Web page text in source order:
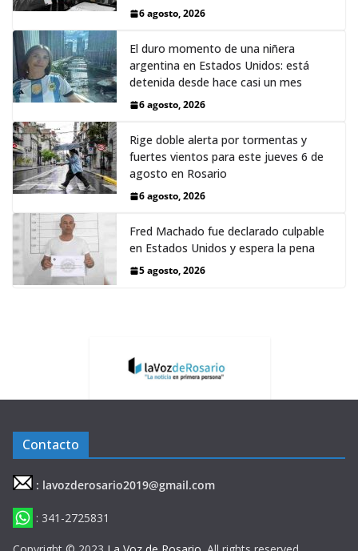
6 agosto, 2026
El duro momento de una niñera
argentina en Estados Unidos: está
detenida desde hace casi un mes
6 agosto, 2026
Rige doble alerta por tormentas y
fuertes vientos para este jueves 6 de
agosto en Rosario
6 agosto, 2026
Fred Machado fue declarado culpable
en Estados Unidos y espera la pena
5 agosto, 2026
Contacto
: lavozderosario2019@gmail.com
: 341-2725831